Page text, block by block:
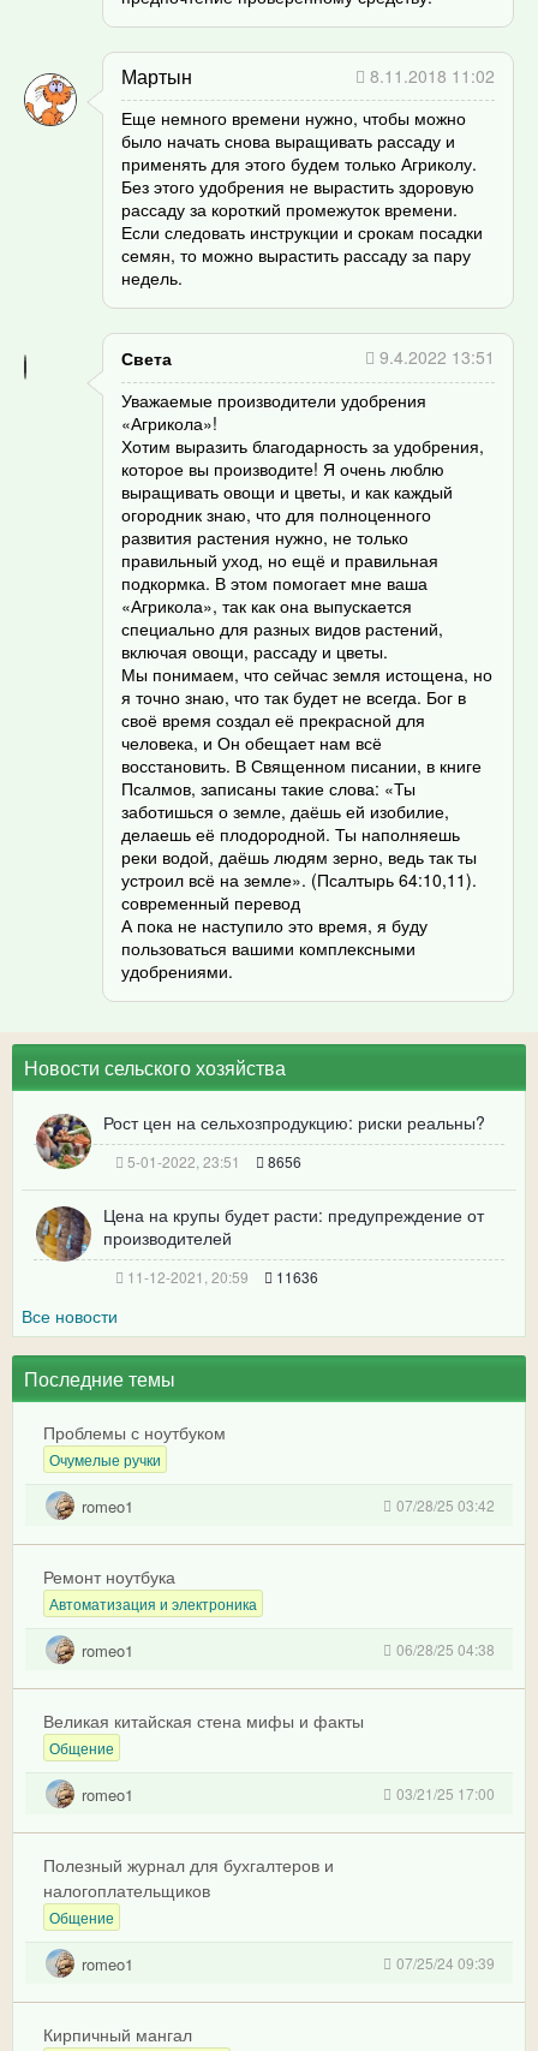
Мартын
8.11.2018 11:02
Еще немного времени нужно, чтобы можно
было начать снова выращивать рассаду и
применять для этого будем только Агриколу.
Без этого удобрения не вырастить здоровую
рассаду за короткий промежуток времени.
Если следовать инструкции и срокам посадки
семян, то можно вырастить рассаду за пару
недель.
Света
9.4.2022 13:51
Уважаемые производители удобрения
«Агрикола»!
Хотим выразить благодарность за удобрения,
которое вы производите! Я очень люблю
выращивать овощи и цветы, и как каждый
огородник знаю, что для полноценного
развития растения нужно, не только
правильный уход, но ещё и правильная
подкормка. В этом помогает мне ваша
«Агрикола», так как она выпускается
специально для разных видов растений,
включая овощи, рассаду и цветы.
Мы понимаем, что сейчас земля истощена, но
я точно знаю, что так будет не всегда. Бог в
своё время создал её прекрасной для
человека, и Он обещает нам всё
восстановить. В Священном писании, в книге
Псалмов, записаны такие слова: «Ты
заботишься о земле, даёшь ей изобилие,
делаешь её плодородной. Ты наполняешь
реки водой, даёшь людям зерно, ведь так ты
устроил всё на земле». (Псалтырь 64:10,11).
современный перевод
А пока не наступило это время, я буду
пользоваться вашими комплексными
удобрениями.
Новости сельского хозяйства
Рост цен на сельхозпродукцию: риски реальны?
5-01-2022, 23:51 8656
Цена на крупы будет расти: предупреждение от
производителей
11-12-2021, 20:59 11636
Все новости
Последние темы
Проблемы с ноутбуком
Очумелые ручки
romeo1 07/28/25 03:42
Ремонт ноутбука
Автоматизация и электроника
romeo1 06/28/25 04:38
Великая китайская стена мифы и факты
Общение
romeo1 03/21/25 17:00
Полезный журнал для бухгалтеров и
налогоплательщиков
Общение
romeo1 07/25/24 09:39
Кирпичный мангал